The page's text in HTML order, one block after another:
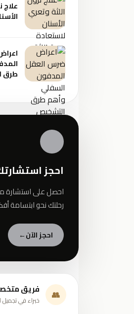
علاج
طرق
احجز
احصل على استشارة
رحلتك نحو ابتسامة
احجز الآن←
👥 فريق
خبراء في تجميل